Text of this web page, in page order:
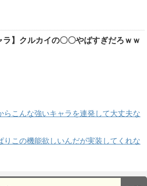
ラ】クルカイの〇〇やばすぎだろｗｗ
らこんな強いキャラを連発して大丈夫な
りこの機能欲しいんだが実装してくれな